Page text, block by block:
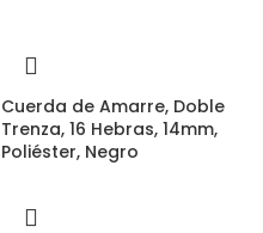
Cuerda de Amarre, Doble
Trenza, 16 Hebras, 14mm,
Poliéster, Negro